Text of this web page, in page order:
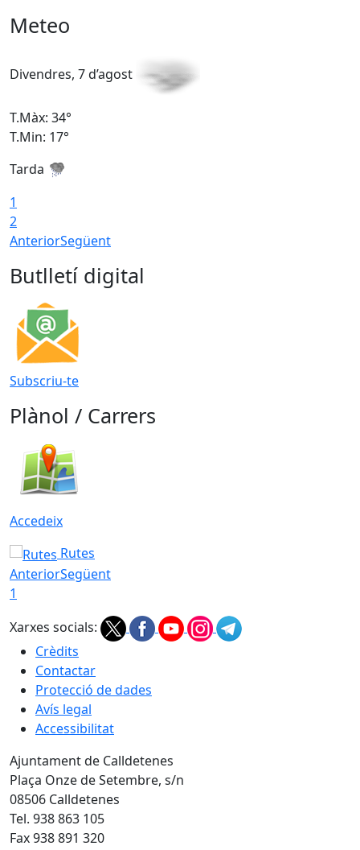
Meteo
Divendres, 7 d’agost
T.Màx: 34°
T.Min: 17°
Tarda
1
2
AnteriorSegüent
Butlletí digital
Subscriu-te
Plànol / Carrers
Accedeix
Rutes
AnteriorSegüent
1
Xarxes socials:
Crèdits
Contactar
Protecció de dades
Avís legal
Accessibilitat
Ajuntament de Calldetenes
Plaça Onze de Setembre, s/n
08506 Calldetenes
Tel. 938 863 105
Fax 938 891 320